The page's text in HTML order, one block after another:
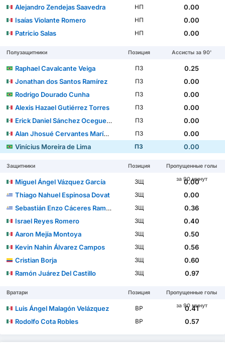
Alejandro Zendejas Saavedra
НП
0.00
Isaías Violante Romero
НП
0.00
Patricio Salas
НП 0.00
Полузащитники Позиция Ассисты за 90'
Raphael Cavalcante Veiga ПЗ
0.25
Jonathan dos Santos Ramírez
ПЗ
0.00
Rodrigo Dourado Cunha
ПЗ
0.00
Alexis Hazael Gutiérrez Torres
ПЗ
0.00
Erick Daniel Sánchez Ocegueda
ПЗ
0.00
Alan Jhosué Cervantes Marín del Campo
ПЗ
0.00
Vinícius Moreira de Lima
ПЗ 0.00
Защитники Позиция
Пропущенные голы
за 90 минут
Miguel Ángel Vázquez García ЗЩ
0.00
Thiago Nahuel Espinosa Dovat
ЗЩ
0.00
Sebastián Enzo Cáceres Ramos
ЗЩ
0.36
Israel Reyes Romero
ЗЩ
0.40
Aaron Mejía Montoya
ЗЩ
0.50
Kevin Nahin Álvarez Campos
ЗЩ
0.56
Cristian Borja
ЗЩ
0.60
Ramón Juárez Del Castillo
ЗЩ 0.97
Вратари Позиция
Пропущенные голы
за 90 минут
Luis Ángel Malagón Velázquez ВР
0.41
Rodolfo Cota Robles
ВР 0.57